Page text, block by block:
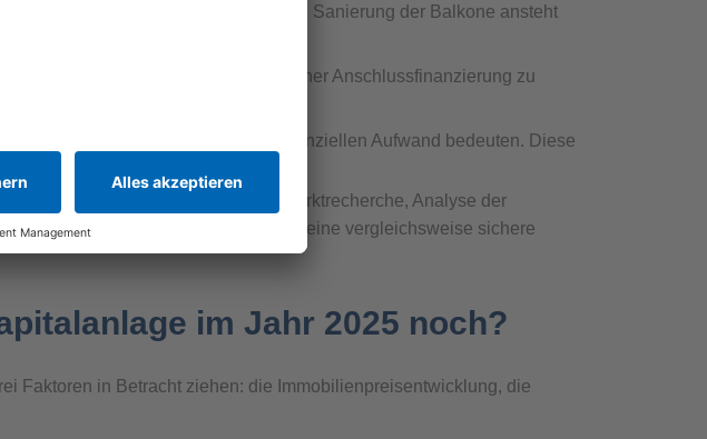
die Erneuerung der
oder die Sanierung der Balkone ansteht
als Eigentümer vorbereiten.
höhere Zinsen können bei einer Anschlussfinanzierung zu
nie zu knapp!
können einen erhöhten finanziellen Aufwand bedeuten. Diese
sein. Durch eine gründliche Marktrecherche, Analyse der
Immobilie als Kapitalanlage folglich eine vergleichsweise sichere
im Jahr 2025 noch?
Faktoren in Betracht ziehen: die Immobilienpreisentwicklung, die